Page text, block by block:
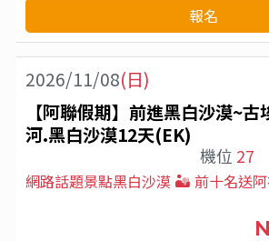
報名
2026/11/08(日)
【阿聯假期】前進黑白沙漠~
河.黑白沙漠12天(EK)
機位 27
網路話題景點黑白沙漠 🏜️ 前十名送